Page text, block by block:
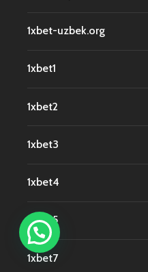
1xbet-uzbek.org
1xbet1
1xbet2
1xbet3
1xbet4
1xbet5
1xbet7